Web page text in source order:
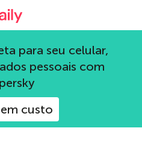
oficial da Kaspersky
para seu celular,
pessoais com
custo